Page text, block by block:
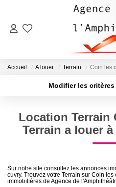
NOTRE
Accueil A louer Terrain Coin les
Modifier les
Sélectionnez...
Type de bien
Créer une alerte
Location Terrain
Terrain a louer
Sur notre site consultez les annonces
cuvry. Trouvez votre Terrain sur Coin
immobilières de Agence de